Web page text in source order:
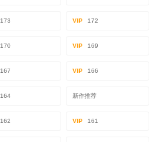
173 VIP 172
170 VIP 169
167 VIP 166
164 新作推荐
162 VIP 161